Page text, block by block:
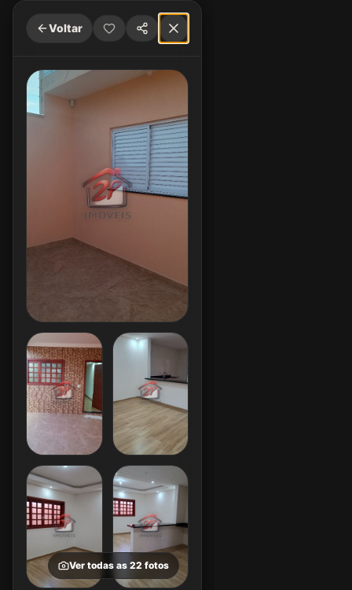
Voltar
Ver todas as 22 fotos